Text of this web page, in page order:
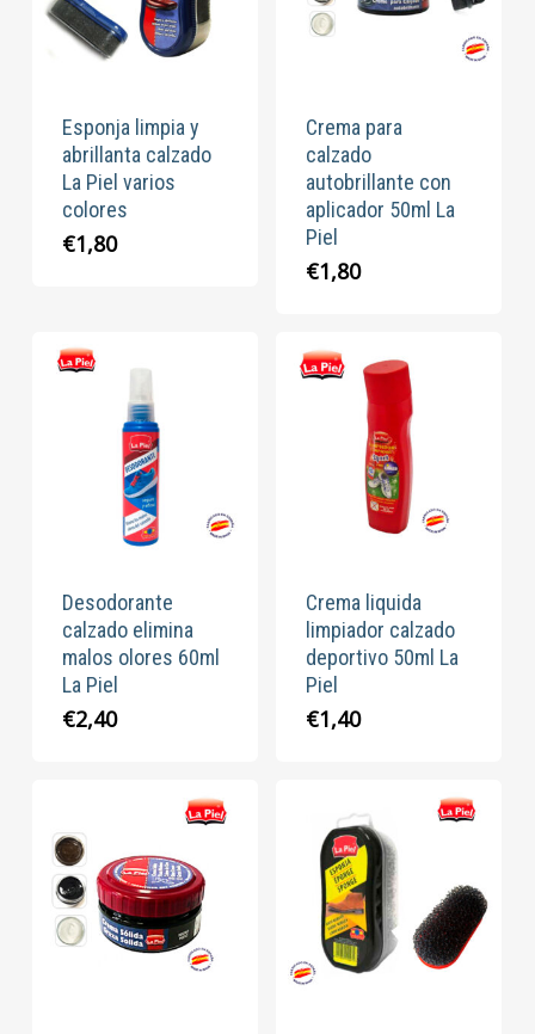
Esponja limpia y
abrillanta calzado
La Piel varios
colores
€1,80
Crema para
calzado
autobrillante con
aplicador 50ml La
Piel
€1,80
Desodorante
calzado elimina
malos olores 60ml
La Piel
€2,40
Crema liquida
limpiador calzado
deportivo 50ml La
Piel
€1,40